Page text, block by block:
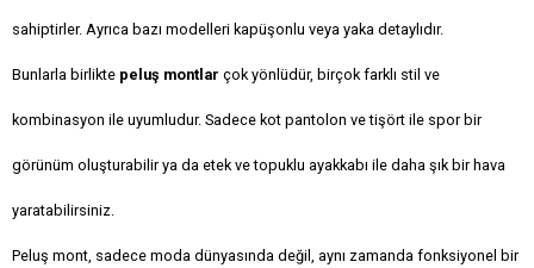
sahiptirler. Ayrıca bazı modelleri kapüşonlu veya yaka detaylıdır.
Bunlarla birlikte peluş montlar çok yönlüdür, birçok farklı stil ve
kombinasyon ile uyumludur. Sadece kot pantolon ve tişört ile spor bir
görünüm oluşturabilir ya da etek ve topuklu ayakkabı ile daha şık bir hava
yaratabilirsiniz.
Peluş mont, sadece moda dünyasında değil, aynı zamanda fonksiyonel bir